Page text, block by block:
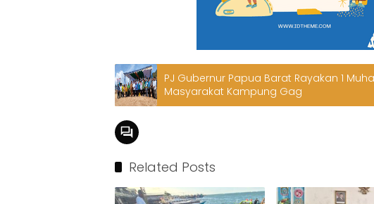
PJ Gubernur Papua Barat Rayakan 1
Masyarakat Kampung Gag
Related Posts